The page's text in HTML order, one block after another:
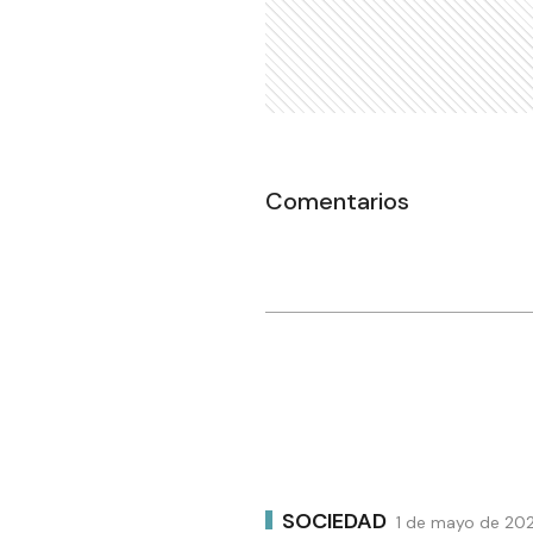
Comentarios
SOCIEDAD 1 de mayo de